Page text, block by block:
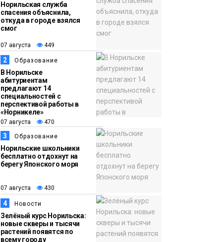
Норильская служба
спасения объяснила,
откуда в городе взялся
смог
07 августа 449
2 Образование
В Норильске
абитуриентам
предлагают 14
специальностей с
перспективой работы в
«Норникеле»
07 августа 470
3 Образование
Норильские школьники
бесплатно отдохнут на
берегу Японского моря
07 августа 430
4 Новости
Зелёный курс Норильска:
новые скверы и тысячи
растений появятся по
всему городу